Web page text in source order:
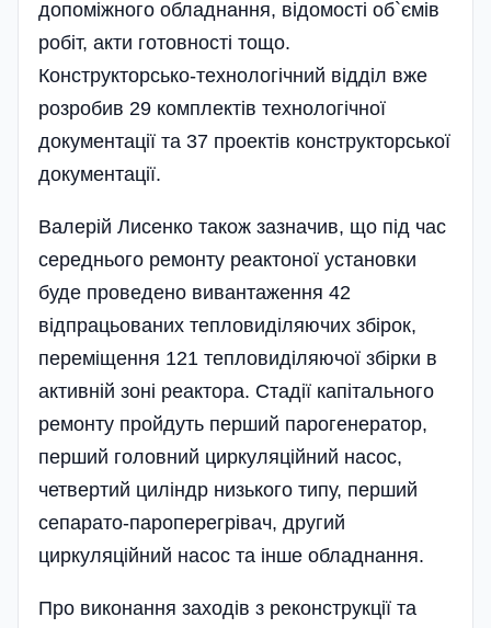
допоміжного обладнання, відомості об`ємів
робіт, акти готовності тощо.
Конструкторсько-технологічний відділ вже
розробив 29 комплектів технологічної
документації та 37 проектів конструкторської
документації.
Валерій Лисенко також зазначив, що під час
середнього ремонту реактоної установки
буде проведено вивантаження 42
відпрацьованих тепловиділяючих збірок,
переміщення 121 тепловиділяючої збірки в
активній зоні реактора. Стадії капітального
ремонту пройдуть перший парогенератор,
перший головний циркуляційний насос,
четвертий циліндр низького типу, перший
сепарато-пароперегрівач, другий
циркуляційний насос та інше обладнання.
Про виконання заходів з реконструкції та